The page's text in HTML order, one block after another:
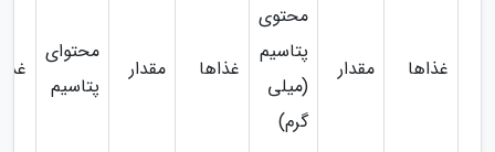
غذاها مقدار
محتوی
پتاسیم
(میلی
گرم)
غذاها مقدار
محتوای
پتاسیم